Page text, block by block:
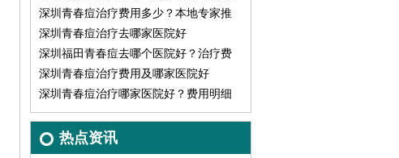
参考
深圳青春痘治疗费用多少？本地专家推
荐哪家医院好
深圳青春痘治疗去哪家医院好
深圳福田青春痘去哪个医院好？治疗费
用多少
深圳青春痘治疗费用及哪家医院好
深圳青春痘治疗哪家医院好？费用明细
对比
热点资讯